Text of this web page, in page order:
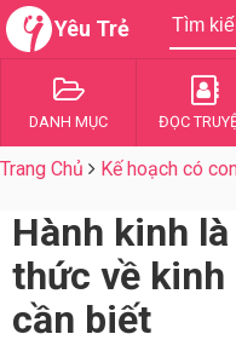
Yêu Trẻ
DANH MỤC ĐỌC
Trang Chủ Kế hoạch có
Hành kinh
thức về kinh
cần biết